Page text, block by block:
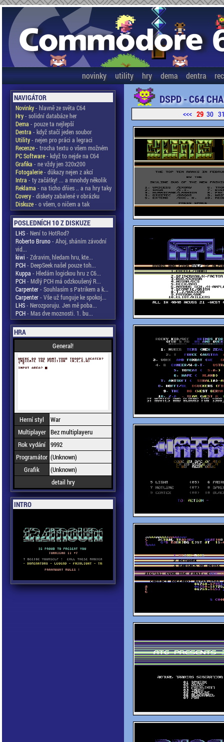
novinky utility hry dema dentra
NAVIGÁTOR
Novinky- hlavně ze světa C64
Hry- solidní databáze her
Dema - pouze ta nejlepší
Dentra - když stačí jeden soubor
Utility- nejen pro práci a legraci
Recenze- trocha textu o všem možném
PC Software- když to nejde na C64
Grafika - ne vždy jen 320x200
Fotogalerie- důkazy nejen z akcí
Intra - ty začátky! ... a mnohdy několik
Reklama - na ticho dňies .. a na hry taky
Covery- diskety zabalené v obrázku
Diskuze- o všem, o ničem a tak
POSLEDNÍCH 10 Z DISKUZE
LHS- Není to HotRod?
Roberto Bruno- Ahoj, sháním závodní
vid...
kiwi - Zdravim, hledam hru, kte...
PCH- DeepSeek našel pouze toh...
Kuppa - Hledám logickou hru z C6...
PCH- Mdlý PCH má odzkoušený R...
Carpenter- Souhlasím s Patrikem a k...
Carpenter- Vše už funguje ke spokoj...
LHS- Nerozporuju. Jen mě poba...
PCH- Mas dve moznosti. 1. bu...
HRA
General!
Herní styl
War
Multiplayer Bez multiplayeru
Rok vydání 9992
Programátor (Unknown)
Grafik
(Unknown)
detail hry
INTRO
DSPD - C64
<<< 29 30